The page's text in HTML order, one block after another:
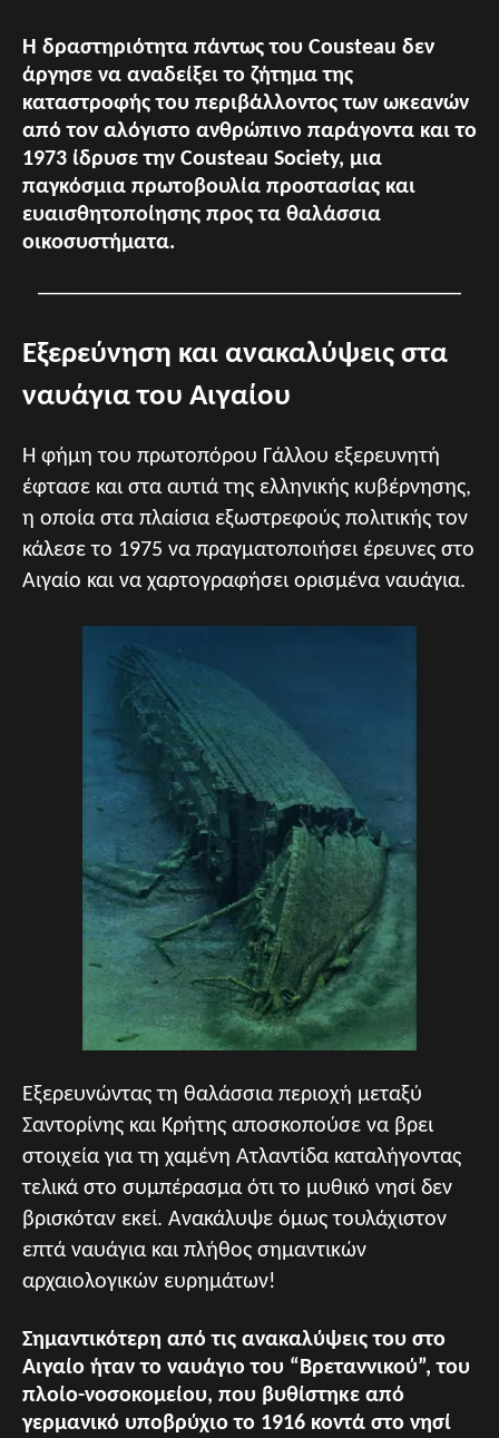
Η δραστηριότητα πάντως του Cousteau δεν
άργησε να αναδείξει το ζήτημα της
καταστροφής του περιβάλλοντος των ωκεανών
από τον αλόγιστο ανθρώπινο παράγοντα και το
1973 ίδρυσε την Cousteau Society, μια
παγκόσμια πρωτοβουλία προστασίας και
ευαισθητοποίησης προς τα θαλάσσια
οικοσυστήματα.
Εξερεύνηση και ανακαλύψεις στα
ναυάγια του Αιγαίου
Η φήμη του πρωτοπόρου Γάλλου εξερευνητή
έφτασε και στα αυτιά της ελληνικής κυβέρνησης,
η οποία στα πλαίσια εξωστρεφούς πολιτικής τον
κάλεσε το 1975 να πραγματοποιήσει έρευνες στο
Αιγαίο και να χαρτογραφήσει ορισμένα ναυάγια.
Εξερευνώντας τη θαλάσσια περιοχή μεταξύ
Σαντορίνης και Κρήτης αποσκοπούσε να βρει
στοιχεία για τη χαμένη Ατλαντίδα καταλήγοντας
τελικά στο συμπέρασμα ότι το μυθικό νησί δεν
βρισκόταν εκεί. Ανακάλυψε όμως τουλάχιστον
επτά ναυάγια και πλήθος σημαντικών
αρχαιολογικών ευρημάτων!
Σημαντικότερη από τις ανακαλύψεις του στο
Αιγαίο ήταν το ναυάγιο του “Βρεταννικού”, του
πλοίο-νοσοκομείου, που βυθίστηκε από
γερμανικό υποβρύχιο το 1916 κοντά στο νησί